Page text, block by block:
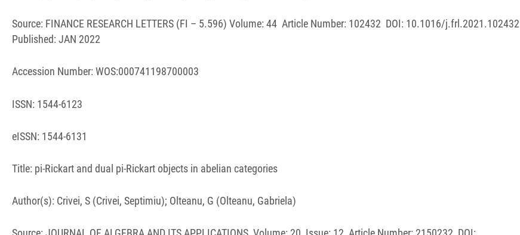
Source: FINANCE RESEARCH LETTERS (FI – 5.596) Volume: 44 Article Number: 102432 DOI: 10.1016/j.frl.2021.102432
Published: JAN 2022
Accession Number: WOS:000741198700003
ISSN: 1544-6123
eISSN: 1544-6131
Title: pi-Rickart and dual pi-Rickart objects in abelian categories
Author(s): Crivei, S (Crivei, Septimiu); Olteanu, G (Olteanu, Gabriela)